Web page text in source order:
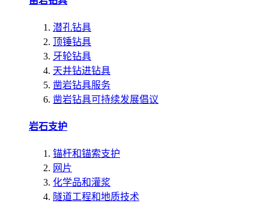
潜孔钻具
顶锤钻具
牙轮钻具
天井钻进钻具
凿岩钻具服务
凿岩钻具可持续发展倡议
岩石支护
锚杆和锚索支护
网片
化学品和灌浆
隧道工程和地质技术